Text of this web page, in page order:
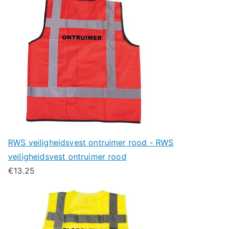
RWS veiligheidsvest ontruimer rood - RWS
veiligheidsvest ontruimer rood
€13.25